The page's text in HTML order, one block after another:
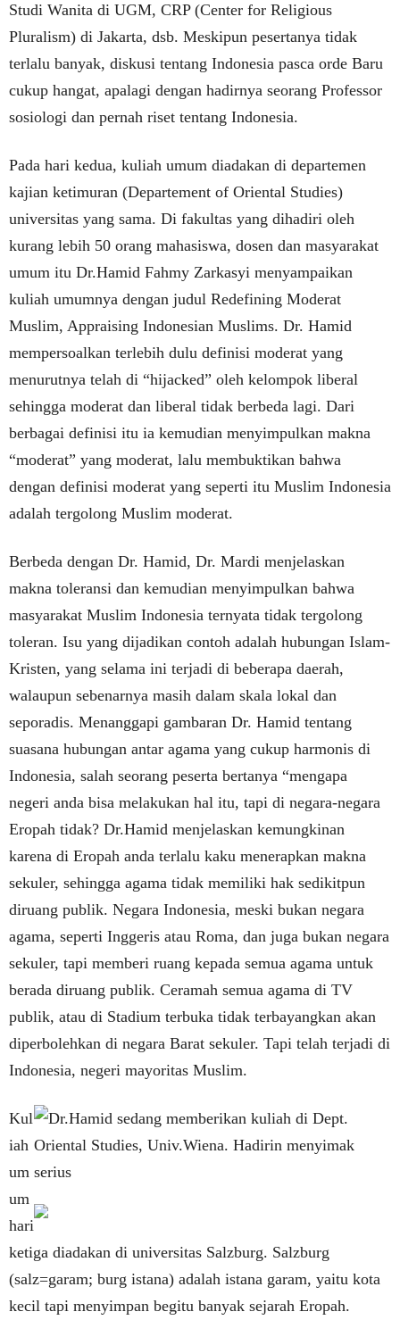
Studi Wanita di UGM, CRP (Center for Religious
Pluralism) di Jakarta, dsb. Meskipun pesertanya tidak
terlalu banyak, diskusi tentang Indonesia pasca orde Baru
cukup hangat, apalagi dengan hadirnya seorang Professor
sosiologi dan pernah riset tentang Indonesia.
Pada hari kedua, kuliah umum diadakan di departemen
kajian ketimuran (Departement of Oriental Studies)
universitas yang sama. Di fakultas yang dihadiri oleh
kurang lebih 50 orang mahasiswa, dosen dan masyarakat
umum itu Dr.Hamid Fahmy Zarkasyi menyampaikan
kuliah umumnya dengan judul Redefining Moderat
Muslim, Appraising Indonesian Muslims. Dr. Hamid
mempersoalkan terlebih dulu definisi moderat yang
menurutnya telah di “hijacked” oleh kelompok liberal
sehingga moderat dan liberal tidak berbeda lagi. Dari
berbagai definisi itu ia kemudian menyimpulkan makna
“moderat” yang moderat, lalu membuktikan bahwa
dengan definisi moderat yang seperti itu Muslim Indonesia
adalah tergolong Muslim moderat.
Berbeda dengan Dr. Hamid, Dr. Mardi menjelaskan
makna toleransi dan kemudian menyimpulkan bahwa
masyarakat Muslim Indonesia ternyata tidak tergolong
toleran. Isu yang dijadikan contoh adalah hubungan Islam-
Kristen, yang selama ini terjadi di beberapa daerah,
walaupun sebenarnya masih dalam skala lokal dan
seporadis. Menanggapi gambaran Dr. Hamid tentang
suasana hubungan antar agama yang cukup harmonis di
Indonesia, salah seorang peserta bertanya “mengapa
negeri anda bisa melakukan hal itu, tapi di negara-negara
Eropah tidak? Dr.Hamid menjelaskan kemungkinan
karena di Eropah anda terlalu kaku menerapkan makna
sekuler, sehingga agama tidak memiliki hak sedikitpun
diruang publik. Negara Indonesia, meski bukan negara
agama, seperti Inggeris atau Roma, dan juga bukan negara
sekuler, tapi memberi ruang kepada semua agama untuk
berada diruang publik. Ceramah semua agama di TV
publik, atau di Stadium terbuka tidak terbayangkan akan
diperbolehkan di negara Barat sekuler. Tapi telah terjadi di
Indonesia, negeri mayoritas Muslim.
Kul
iah
um
um
hari
ketiga diadakan di universitas Salzburg. Salzburg
(salz=garam; burg istana) adalah istana garam, yaitu kota
kecil tapi menyimpan begitu banyak sejarah Eropah.